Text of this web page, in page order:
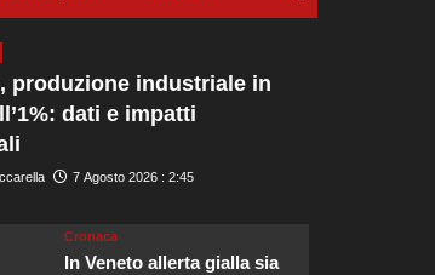
produzione industriale in
dati e impatti
7 Agosto 2026 : 2:45
Cronaca
In Veneto allerta gialla sia